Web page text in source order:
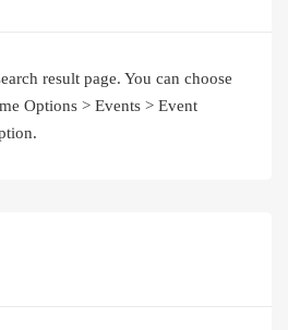
result page. You can choose
Options > Events > Event